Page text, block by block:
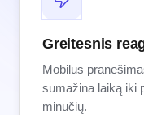
Greitesnis
Mobilus
sumažina laiką iki
minučių.